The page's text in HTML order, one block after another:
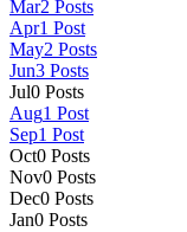
Mar2 Posts
Apr1 Post
May2 Posts
Jun3 Posts
Jul0 Posts
Aug1 Post
Sep1 Post
Oct0 Posts
Nov0 Posts
Dec0 Posts
Jan0 Posts